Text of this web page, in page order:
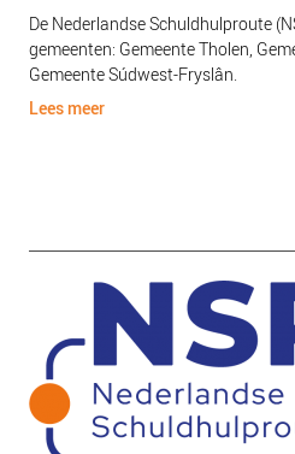
De Nederlandse Schuldhulproute
gemeenten: Gemeente Tholen,
Gemeente Súdwest-Fryslân.
Lees meer